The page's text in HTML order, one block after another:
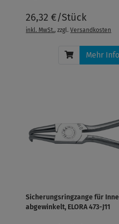
26,32 €/Stück
inkl. MwSt., zzgl.Versandkosten
Mehr
Sicherungsringzange für
abgewinkelt, ELORA 473-J11